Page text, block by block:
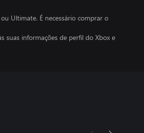
Ultimate. É necessário comprar o
suas informações de perfil do Xbox e